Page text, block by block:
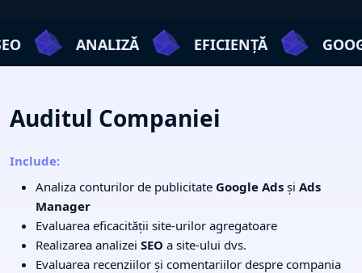
ANALIZĂ EFICIENȚĂ GOOGLE
Auditul Companiei
Include:
Analiza conturilor de publicitate Google Ads și Ads
Manager
Evaluarea eficacității site-urilor agregatoare
Realizarea analizei SEO a site-ului dvs.
Evaluarea recenziilor și comentariilor despre compania